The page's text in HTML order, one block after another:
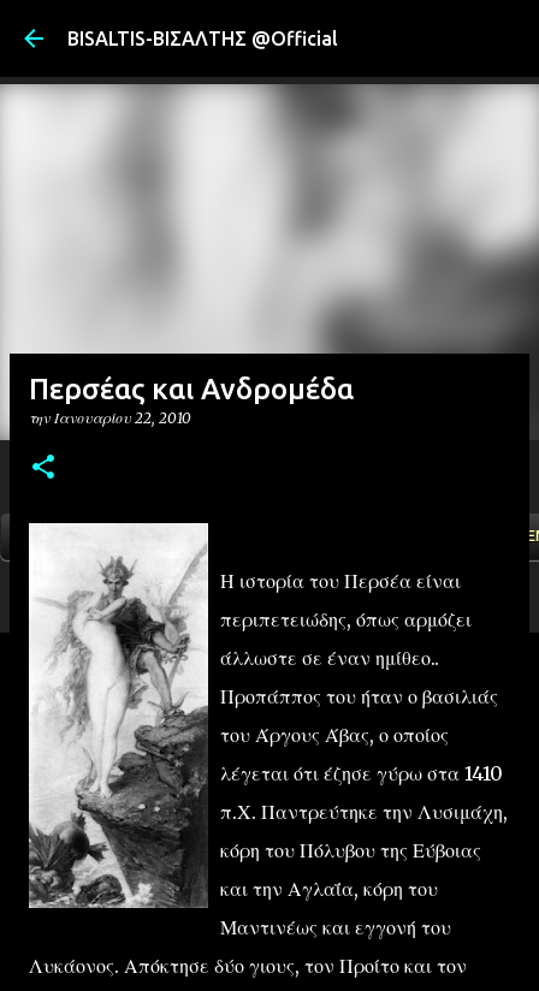
BISALTIS-ΒΙΣΑΛΤΗΣ @Official
Περσέας και Ανδρομέδα
την Ιανουαρίου 22, 2010
Η ιστορία του Περσέα είναι
περιπετειώδης, όπως αρμόζει
άλλωστε σε έναν ημίθεο..
Προπάππος του ήταν ο βασιλιάς
του Άργους Άβας, ο οποίος
λέγεται ότι έζησε γύρω στα 1410
π.Χ. Παντρεύτηκε την Λυσιμάχη,
κόρη του Πόλυβου της Εύβοιας
και την Αγλαΐα, κόρη του
Μαντινέως και εγγονή του
Λυκάονος. Απόκτησε δύο γιους, τον Προίτο και τον